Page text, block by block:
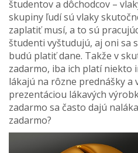
študentov a dôchodcov –
skupiny ľudí sú vlaky
zaplatiť musí, a to sú
študenti vyštudujú, aj oni sa
budú platiť dane. Takže v
zadarmo, iba ich platí niekto
lákajú na rôzne prednášky a
prezentáciou lákavých
zadarmo sa často dajú
zadarmo?